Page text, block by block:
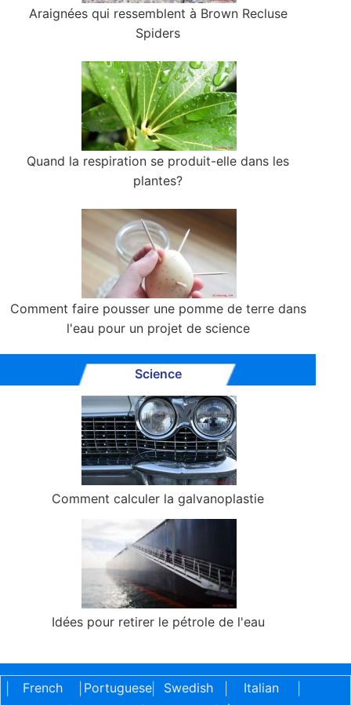
Araignées qui ressemblent à Brown Recluse
Spiders
Quand la respiration se produit-elle dans les
plantes?
Comment faire pousser une pomme de terre dans
l'eau pour un projet de science
Science
Comment calculer la galvanoplastie
Idées pour retirer le pétrole de l'eau
French Portuguese| Swedish Italian